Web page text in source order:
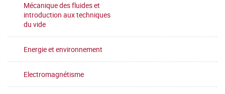
Mécanique des fluides et
introduction aux techniques
du vide
Energie et environnement
Electromagnétisme